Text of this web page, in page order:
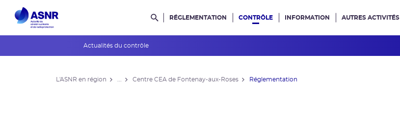
Rechercher dans le site
RÉGLEMENTATION CONTRÔLE
Actualités du contrôle
INFORMATION AUTRES ACTIVITÉS
L'ASNR en région Centre CEA de Fontenay-aux-Roses Réglementation